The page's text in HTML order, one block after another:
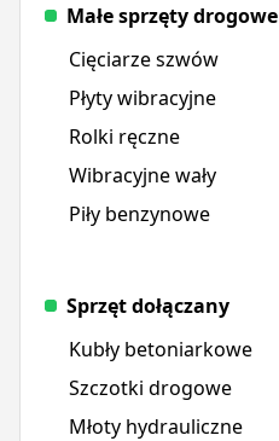
Małe sprzęty drogowe
Cięciarze szwów
Płyty wibracyjne
Rolki ręczne
Wibracyjne wały
Piły benzynowe
Sprzęt dołączany
Kubły betoniarkowe
Szczotki drogowe
Młoty hydrauliczne